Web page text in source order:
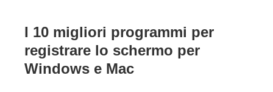
I 10 migliori programmi per
registrare lo schermo per
Windows e Mac